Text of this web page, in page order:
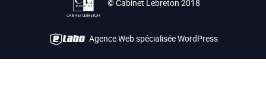
© Cabinet Lebreton 2018
Agence Web spécialisée WordPress